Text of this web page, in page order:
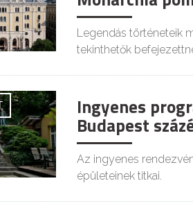
Legendás történeteik
tekinthetők
Ingyenes
Budapest
Az ingyenes
épületeinek titkai.